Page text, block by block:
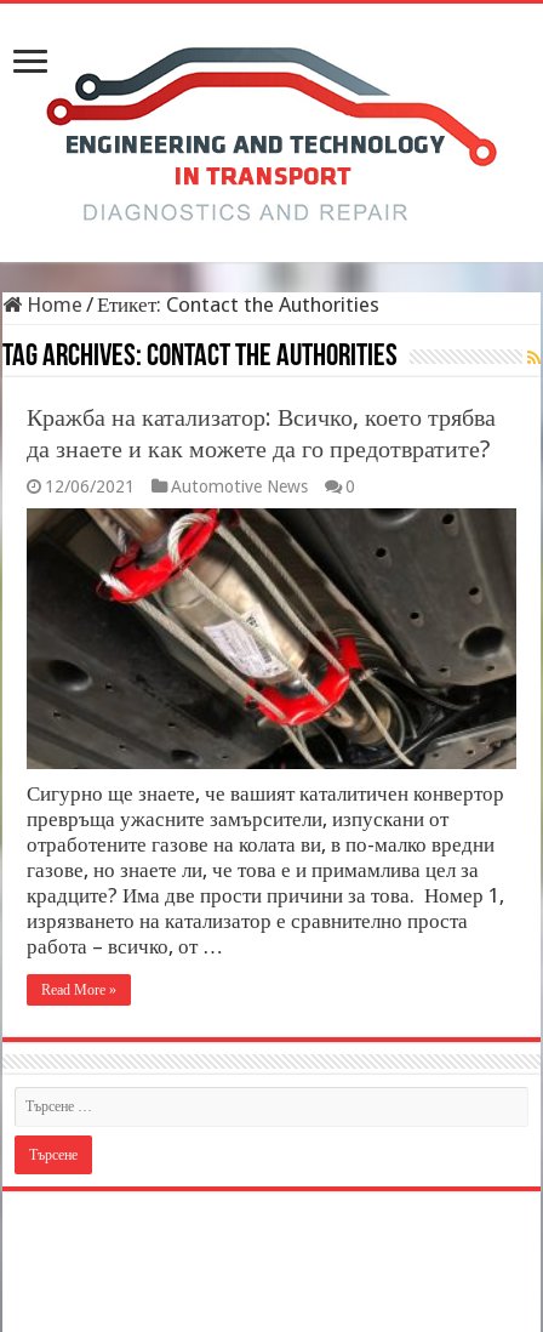
Home /Етикет: Contact the Authorities
Tag Archives:Contact the Authorities
Кражба на катализатор: Всичко, което трябва
да знаете и как можете да го предотвратите?
12/06/2021 Automotive News 0
Сигурно ще знаете, че вашият каталитичен конвертор
превръща ужасните замърсители, изпускани от
отработените газове на колата ви, в по-малко вредни
газове, но знаете ли, че това е и примамлива цел за
крадците? Има две прости причини за това. Номер 1,
изрязването на катализатор е сравнително проста
работа – всичко, от …
Read More »